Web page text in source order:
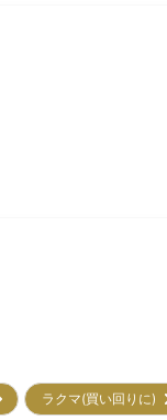
ラクマ(買い回りに)